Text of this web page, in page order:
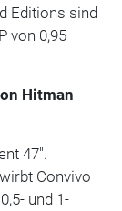
Editions sind
von 0,95
Hitman
47".
Convivo
und 1-